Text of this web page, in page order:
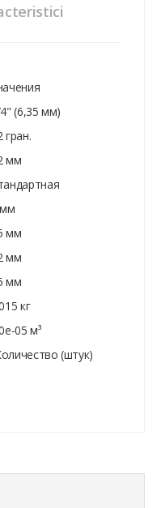
(6,35 мм)
гран.
мм
мм
мм
мм
кг
05 м³
(штук)